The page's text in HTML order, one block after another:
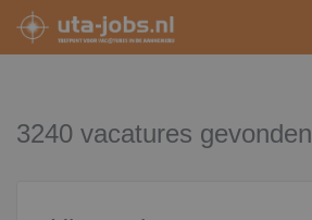
3240 vacatures gevonden